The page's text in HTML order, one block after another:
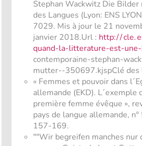
Stephan Wackwitz Die
des Langues (Lyon: ENS
7029. Mis à jour le 21
janvier 2018.Url : http://cle.
quand-la-litterature-est-
contemporaine-stephan-
mutter--350697.kjspClé des
« Femmes et pouvoir dans
allemande (EKD). L´exemple
première femme évêque »,
pays de langue allemande,
157-169.
""Wir begreifen manches nur